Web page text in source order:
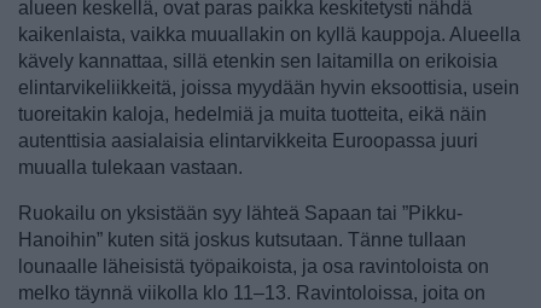
alueen keskellä, ovat paras paikka keskitetysti nähdä
kaikenlaista, vaikka muuallakin on kyllä kauppoja. Alueella
kävely kannattaa, sillä etenkin sen laitamilla on erikoisia
elintarvikeliikkeitä, joissa myydään hyvin eksoottisia, usein
tuoreitakin kaloja, hedelmiä ja muita tuotteita, eikä näin
autenttisia aasialaisia elintarvikkeita Euroopassa juuri
muualla tulekaan vastaan.
Ruokailu on yksistään syy lähteä Sapaan tai ”Pikku-
Hanoihin” kuten sitä joskus kutsutaan. Tänne tullaan
lounaalle läheisistä työpaikoista, ja osa ravintoloista on
melko täynnä viikolla klo 11–13. Ravintoloissa, joita on